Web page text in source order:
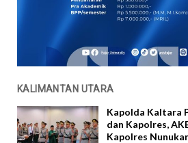
KALIMANTAN UTARA
Kapolda Kaltara
dan Kapolres,
Kapolres